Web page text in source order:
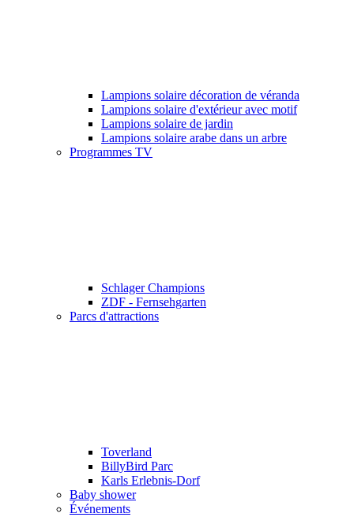
Lampions solaire décoration de véranda
Lampions solaire d'extérieur avec motif
Lampions solaire de jardin
Lampions solaire arabe dans un arbre
Programmes TV
Schlager Champions
ZDF - Fernsehgarten
Parcs d'attractions
Toverland
BillyBird Parc
Karls Erlebnis-Dorf
Baby shower
Événements